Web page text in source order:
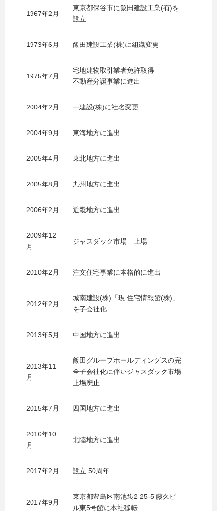
1967年2月
東京都保谷市に飯田建設工業(有)を
設立
1973年6月 飯田建設工業(株)に組織変更
1975年7月
宅地建物取引業者免許取得
不動産分譲事業に進出
2004年2月 一建設(株)に社名変更
2004年9月 東海地方に進出
2005年4月 東北地方に進出
2005年8月 九州地方に進出
2006年2月 近畿地方に進出
2009年12
月
ジャスダック市場 上場
2010年2月 注文住宅事業に本格的に進出
2012年2月
城南建設(株)「現 住宅情報館(株)」
を子会社化
2013年5月 中国地方に進出
2013年11
月
飯田グループホールディングスの完
全子会社化に伴いジャスダック市場
上場廃止
2015年7月 四国地方に進出
2016年10
月
北陸地方に進出
2017年2月 設立 50周年
2017年9月
東京都豊島区南池袋2-25-5 藤久ビ
ル東5号館に本社移転